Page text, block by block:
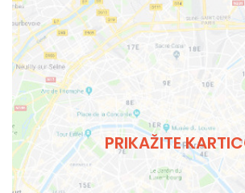
PRIKAŽITE